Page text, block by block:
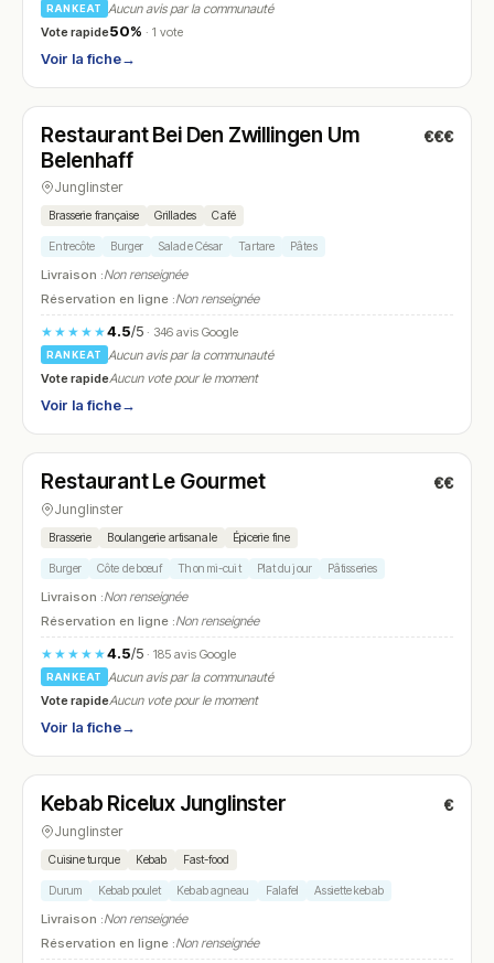
RANKEAT
Aucun avis par la communauté
Vote rapide50% · 1 vote
Voir la fiche→
N° 13
Restaurant Bei Den Zwillingen Um
Belenhaff
€€€
Junglinster
Brasserie française Grillades Café
Entrecôte Burger Salade César Tartare Pâtes
Livraison :Non renseignée
Réservation en ligne :Non renseignée
★★★★★4.5/5· 346 avis Google
RANKEAT
Aucun avis par la communauté
Vote rapideAucun vote pour le moment
Voir la fiche→
N° 14
Restaurant Le Gourmet €€
Junglinster
Brasserie Boulangerie artisanale Épicerie fine
Burger Côte de bœuf Thon mi-cuit Plat du jour Pâtisseries
Livraison :Non renseignée
Réservation en ligne :Non renseignée
★★★★★4.5/5· 185 avis Google
RANKEAT
Aucun avis par la communauté
Vote rapideAucun vote pour le moment
Voir la fiche→
N° 15
Kebab Ricelux Junglinster €
Junglinster
Cuisine turque Kebab Fast-food
Durum Kebab poulet Kebab agneau Falafel Assiette kebab
Livraison :Non renseignée
Réservation en ligne :Non renseignée